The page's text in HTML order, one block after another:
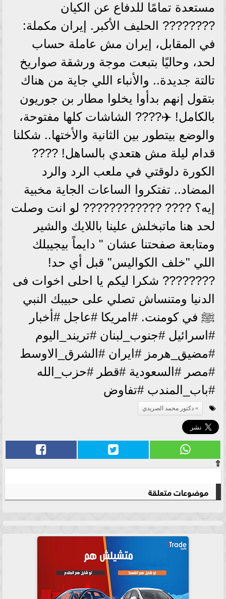
مستعدة تمامًا للدفاع عن الكيان
???????? الحليف الأكبر. إيران مكملة:
في المقابل، إيران مش عاملة حساب
لحد، وحاليًا بتبعت موجة ورشقة صواريخ
تالتة جديدة.. والأنباء اللي جاية من هناك
بتقول إنهم بدأوا يخلوا مطار بن جوريون
بالكامل! ✈️???? الشاشات كلها مفتوحة،
والوضع بيتطور بين الثانية والأختها.. شكلنا
قدام ليلة مش هتعدي بالساهل! ????
الكورة دلوقتي في ملعب الرد والرد
المضاد.. تفتكروا الساعات الجاية مخبية
إيه؟ ???? ???????????? لو انت وصلت
لحد هنا ماتبخلش علينا باللايك والشير
ومتابعة صفحتنا عشان " دايماً بيجيبلك
اللي "خلف الكواليس" قبل أي حد!
???????? شكرا ليكم يا احلى اخوات فى
الدنيا ومتنساش تصلي على حبيبك النبي
ﷺ في كومنت. #امريكا #عاجل #أخبار
#اسرائيل #جنوب_لبنان #تريند_اليوم
#مضيق_هرمز #ايران #الشرق_الاوسط
#مصر #السعودية #قطر #حزب_الله
#باب_المندب #تفاوض
دكتور محمد الصريدي
⇧
موضوعات متعلقة